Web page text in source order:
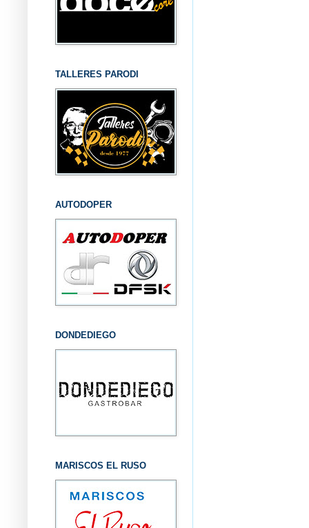
TALLERES PARODI
AUTODOPER
DONDEDIEGO
MARISCOS EL RUSO